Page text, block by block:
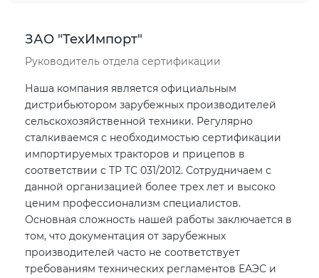
ЗАО "ТехИмпорт"
Руководитель отдела сертификации
Наша компания является официальным
дистрибьютором зарубежных производителей
сельскохозяйственной техники. Регулярно
сталкиваемся с необходимостью сертификации
импортируемых тракторов и прицепов в
соответствии с ТР ТС 031/2012. Сотрудничаем с
данной организацией более трех лет и высоко
ценим профессионализм специалистов.
Основная сложность нашей работы заключается в
том, что документация от зарубежных
производителей часто не соответствует
требованиям технических регламентов ЕАЭС и